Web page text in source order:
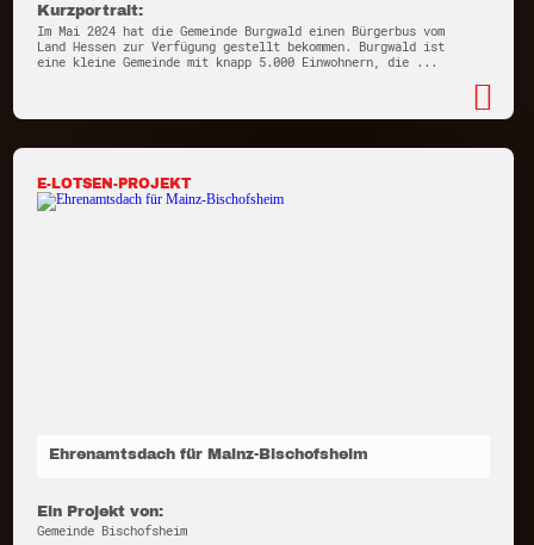
Kurzportrait:
Im Mai 2024 hat die Gemeinde Burgwald einen Bürgerbus vom
Land Hessen zur Verfügung gestellt bekommen. Burgwald ist
eine kleine Gemeinde mit knapp 5.000 Einwohnern, die ...
E-LOTSEN-PROJEKT
Ehrenamtsdach für Mainz-Bischofsheim
Ein Projekt von:
Gemeinde Bischofsheim